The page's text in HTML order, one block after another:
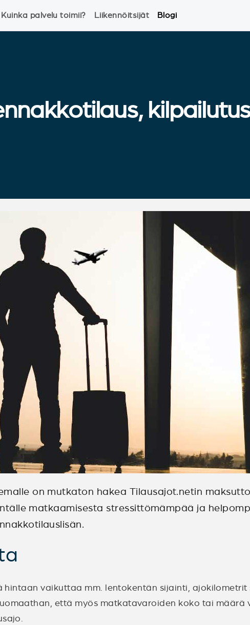
Kuinka palvelu toimii? Liikennöitsijät Blogi
on mutkaton hakea Tilausajot.netin
matkaamisesta stressittömämpää ja
vaikuttaa mm. lentokentän sijainti,
että myös matkatavaroiden koko tai